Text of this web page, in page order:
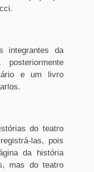
integrantes da
e um livro
do teatro
las, pois
da história
mas do teatro